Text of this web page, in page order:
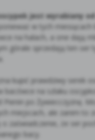
jest wyrabiany
w tych miesiącach
na halach, a one dają
górale sprzedają ten ser
kupić prawdziwy serek
bacówce na szlaku
Pienin po Żywiecczyznę.
miejscach, ale zanim to
o zaświadczenie, że ser
bacy.